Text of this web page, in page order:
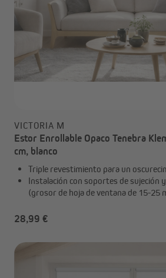
VICTORIA M
Estor Enrollable Opaco Tenebra
cm, blanco
Triple revestimiento para un
Instalación con soportes de sujeción
(grosor de hoja de ventana de 15-25
28,99 €